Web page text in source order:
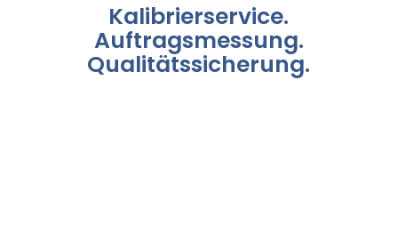
Kalibrierservice.
Auftragsmessung.
Qualitätssicherung.